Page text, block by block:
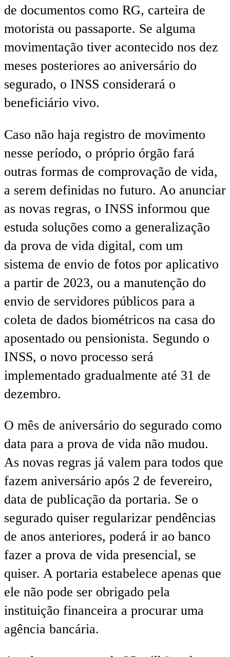
de documentos como RG, carteira de
motorista ou passaporte. Se alguma
movimentação tiver acontecido nos dez
meses posteriores ao aniversário do
segurado, o INSS considerará o
beneficiário vivo.
Caso não haja registro de movimento
nesse período, o próprio órgão fará
outras formas de comprovação de vida,
a serem definidas no futuro. Ao anunciar
as novas regras, o INSS informou que
estuda soluções como a generalização
da prova de vida digital, com um
sistema de envio de fotos por aplicativo
a partir de 2023, ou a manutenção do
envio de servidores públicos para a
coleta de dados biométricos na casa do
aposentado ou pensionista. Segundo o
INSS, o novo processo será
implementado gradualmente até 31 de
dezembro.
O mês de aniversário do segurado como
data para a prova de vida não mudou.
As novas regras já valem para todos que
fazem aniversário após 2 de fevereiro,
data de publicação da portaria. Se o
segurado quiser regularizar pendências
de anos anteriores, poderá ir ao banco
fazer a prova de vida presencial, se
quiser. A portaria estabelece apenas que
ele não pode ser obrigado pela
instituição financeira a procurar uma
agência bancária.